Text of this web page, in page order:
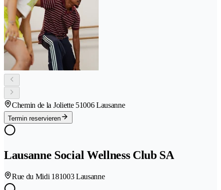
Chemin de la Joliette 51006 Lausanne
Termin reservieren
Lausanne Social Wellness Club SA
Rue du Midi 181003 Lausanne